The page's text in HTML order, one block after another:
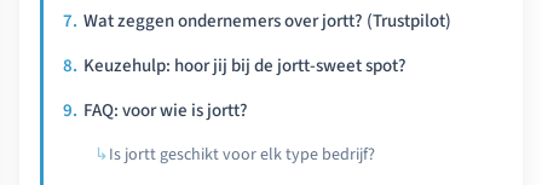
Wat zeggen ondernemers over jortt? (Trustpilot)
Keuzehulp: hoor jij bij de jortt-sweet spot?
FAQ: voor wie is jortt?
Is jortt geschikt voor elk type bedrijf?